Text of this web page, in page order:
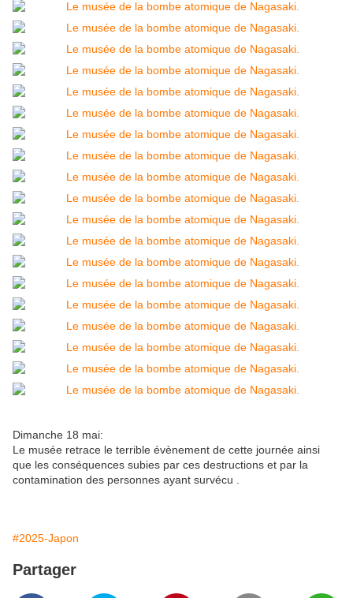
Dimanche 18 mai:
Le musée retrace le terrible évènement de cette journée ainsi
que les conséquences subies par ces destructions et par la
contamination des personnes ayant survécu .
#2025-Japon
Partager